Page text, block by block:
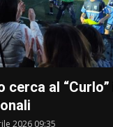
cerca al “Curlo”
2026 09:35